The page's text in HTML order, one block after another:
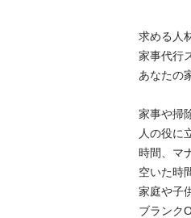
求める人
家事代行
あなたの
家事や掃
人の役に
時間、マ
空いた時
家庭や子
ブランク